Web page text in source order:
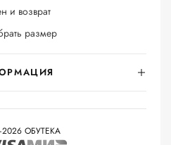
и возврат
размер
ОБУТЕКА